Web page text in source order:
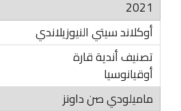
2021
أوكلاند سيتي النيوزيلاندي
تصنيف أندية قارة
أوقيانوسيا
ماميلودي صن داونز